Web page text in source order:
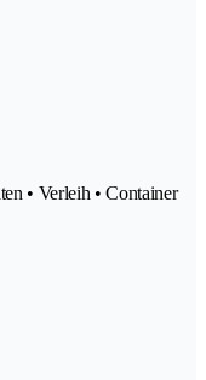
• Verleih • Container